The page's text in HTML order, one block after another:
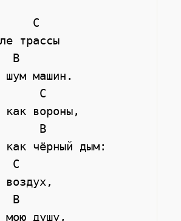
трассы
шум машин.
как вороны,
как чёрный дым:
воздух,
мою душу,